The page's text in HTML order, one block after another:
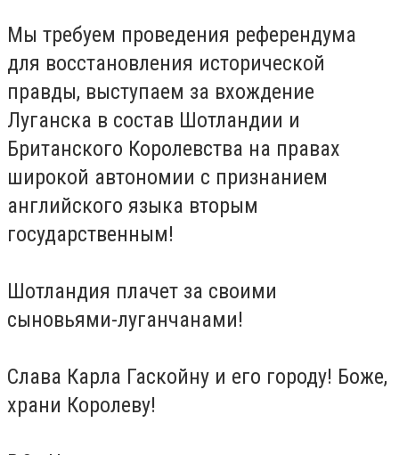
Мы требуем проведения референдума
для восстановления исторической
правды, выступаем за вхождение
Луганска в состав Шотландии и
Британского Королевства на правах
широкой автономии с признанием
английского языка вторым
государственным!
Шотландия плачет за своими
сыновьями-луганчанами!
Слава Карла Гаскойну и его городу! Боже,
храни Королеву!